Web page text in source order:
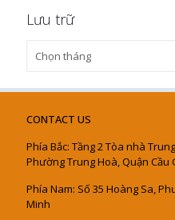
Lưu trữ
trữ
CONTACT US
Phía Bắc: Tầng 2 Tòa nhà
Phường Trung Hoà, Quận Cầu
Phía Nam: Số 35 Hoàng Sa,
Minh